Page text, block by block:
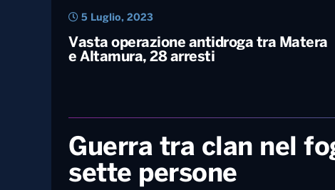
Vasta operazione antidroga tra Matera
e Altamura, 28 arresti
5 Luglio, 2023
Guerra tra clan nel
sette persone